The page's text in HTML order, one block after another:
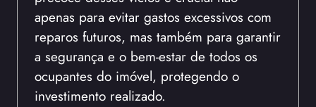
apenas para evitar gastos excessivos com
reparos futuros, mas também para garantir
a segurança e o bem-estar de todos os
ocupantes do imóvel, protegendo o
investimento realizado.